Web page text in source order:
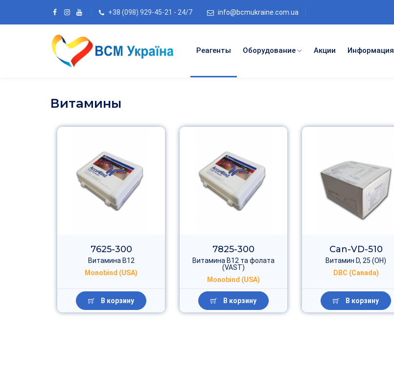
+38 (098) 929-45-21 - 24/7 info@bcmukraine.com.ua
Реагенты Оборудование Акции Информация
Витамины
7625-300
Витамина В12
Monobind (USA)
В корзину
7825-300
Витамина В12 та фолата
(VAST)
Monobind (USA)
В корзину
Can-VD-510
Витамин D, 25 (OH)
DBC (Canada)
В корзину